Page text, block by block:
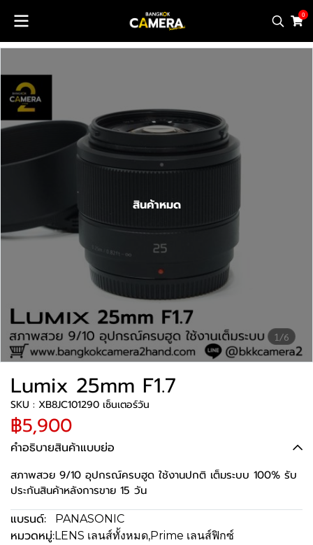
0
1/6
สินค้าหมด
Lumix 25mm F1.7
SKU : XB8JC101290 เซ็นเตอร์วัน
฿5,900
คำอธิบายสินค้าแบบย่อ
สภาพสวย 9/10 อุปกรณ์ครบฮูด ใช้งานปกติ เต็มระบบ 100% รับ
ประกันสินค้าหลังการขาย 15 วัน
แบรนด์: PANASONIC
หมวดหมู่:LENS เลนส์ทั้งหมด,Prime เลนส์ฟิกซ์